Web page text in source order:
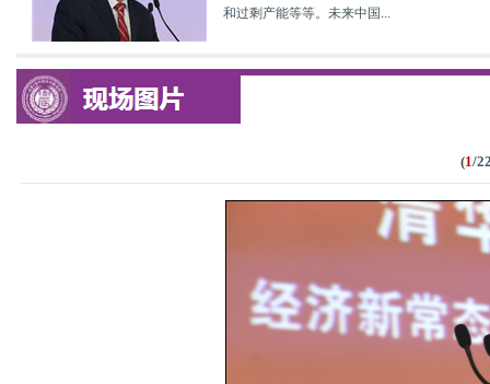
和过剩产能等等。未来中国...
(1/